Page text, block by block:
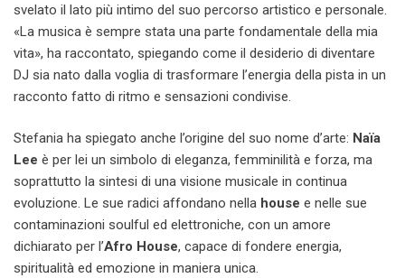
svelato il lato più intimo del suo percorso artistico e personale.
«La musica è sempre stata una parte fondamentale della mia
vita», ha raccontato, spiegando come il desiderio di diventare
DJ sia nato dalla voglia di trasformare l’energia della pista in un
racconto fatto di ritmo e sensazioni condivise.
Stefania ha spiegato anche l’origine del suo nome d’arte: Naïa
Lee è per lei un simbolo di eleganza, femminilità e forza, ma
soprattutto la sintesi di una visione musicale in continua
evoluzione. Le sue radici affondano nella house e nelle sue
contaminazioni soulful ed elettroniche, con un amore
dichiarato per l’Afro House, capace di fondere energia,
spiritualità ed emozione in maniera unica.